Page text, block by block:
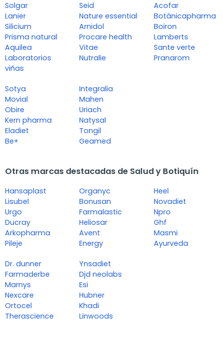
Solgar
Lanier
Silicium
Prisma natural
Aquilea
Laboratorios
viñas
Seid
Nature essential
Arnidol
Procare health
Vitae
Nutralie
Acofar
Botánicapharma
Boiron
Lamberts
Sante verte
Pranarom
Sotya
Movial
Obire
Kern pharma
Eladiet
Be+
Integralia
Mahen
Uriach
Natysal
Tongil
Geamed
Otras marcas destacadas de Salud y Botiquín
Hansaplast
Lisubel
Urgo
Ducray
Arkopharma
Pileje
Organyc
Bonusan
Farmalastic
Heliosar
Avent
Energy
Heel
Novadiet
Npro
Ghf
Masmi
Ayurveda
Dr. dunner
Farmaderbe
Marnys
Nexcare
Ortocel
Therascience
Ynsadiet
Djd neolabs
Esi
Hubner
Khadi
Linwoods